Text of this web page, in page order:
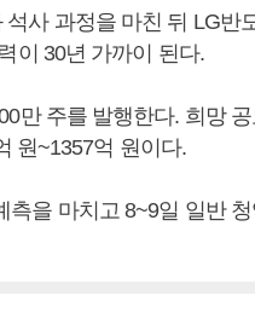
사 과정을 마친 뒤 LG반
이 30년 가까이 된다.
만 주를 발행한다. 희망
원~1357억 원이다.
을 마치고 8~9일 일반